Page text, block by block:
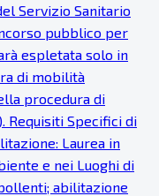
Servizio Sanitario
pubblico per
espletata solo in
di mobilità
procedura di
Requisiti Specifici di
Laurea in
e nei Luoghi di
abilitazione